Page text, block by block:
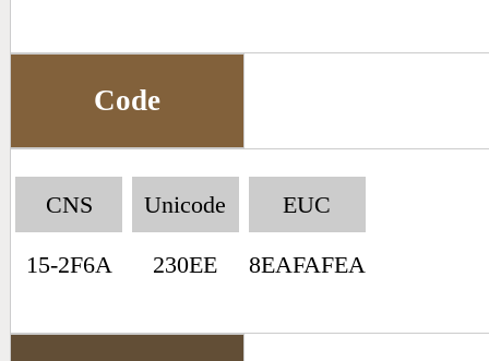
Code
CNS
15-2F6A
Unicode
230EE
EUC
8EAFAFEA